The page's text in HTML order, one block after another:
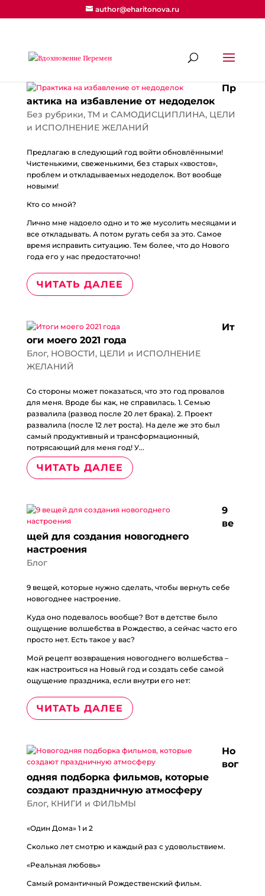
author@eharitonova.ru
Пр
актика на избавление от недоделок
Без рубрики, ТМ и САМОДИСЦИПЛИНА, ЦЕЛИ
и ИСПОЛНЕНИЕ ЖЕЛАНИЙ
Предлагаю в следующий год войти обновлёнными!
Чистенькими, свеженькими, без старых «хвостов»,
проблем и откладываемых недоделок. Вот вообще
новыми!
Кто со мной?
Лично мне надоело одно и то же мусолить месяцами и
все откладывать. А потом ругать себя за это. Самое
время исправить ситуацию. Тем более, что до Нового
года его у нас предостаточно!
ЧИТАТЬ ДАЛЕЕ
Ит
оги моего 2021 года
Блог, НОВОСТИ, ЦЕЛИ и ИСПОЛНЕНИЕ
ЖЕЛАНИЙ
Со стороны может показаться, что это год провалов
для меня. Вроде бы как, не справилась. 1. Семью
развалила (развод после 20 лет брака). 2. Проект
развалила (после 12 лет роста). На деле же это был
самый продуктивный и трансформационный,
потрясающий для меня год! У...
ЧИТАТЬ ДАЛЕЕ
9
ве
щей для создания новогоднего
настроения
Блог
9 вещей, которые нужно сделать, чтобы вернуть себе
новогоднее настроение.
Куда оно подевалось вообще? Вот в детстве было
ощущение волшебства в Рождество, а сейчас часто его
просто нет. Есть такое у вас?
Мой рецепт возвращения новогоднего волшебства –
как настроиться на Новый год и создать себе самой
ощущение праздника, если внутри его нет:
ЧИТАТЬ ДАЛЕЕ
Но
вог
одняя подборка фильмов, которые
создают праздничную атмосферу
Блог, КНИГИ и ФИЛЬМЫ
«Один Дома» 1 и 2
Сколько лет смотрю и каждый раз с удовольствием.
«Реальная любовь»
Самый романтичный Рождественский фильм.